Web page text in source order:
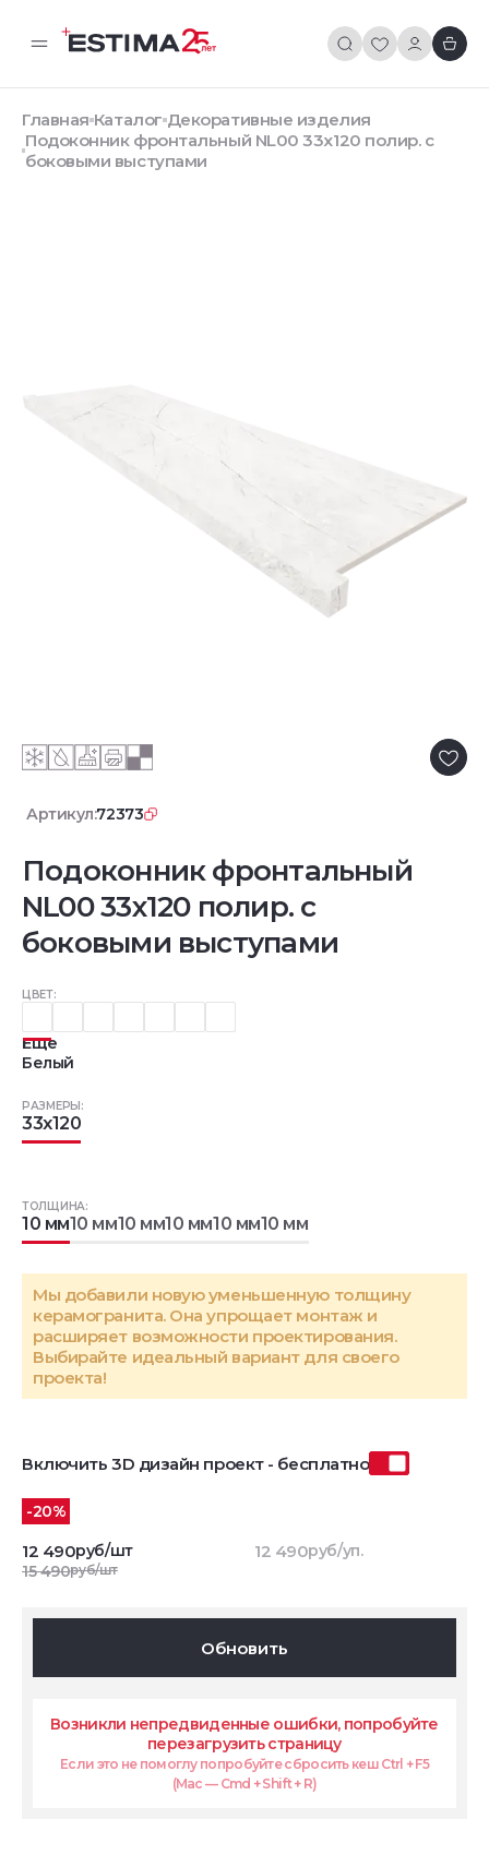
Главная Каталог Декоративные изделия
Подоконник фронтальный NL00 33х120 полир. с
боковыми выступами
Артикул:72373
Подоконник фронтальный
NL00 33х120 полир. с
боковыми выступами
ЦВЕТ:
Еще
Белый
РАЗМЕРЫ:
33x120
ТОЛЩИНА:
10 мм10 мм10 мм10 мм10 мм10 мм
Мы добавили новую уменьшенную толщину
керамогранита. Она упрощает монтаж и
расширяет возможности проектирования.
Выбирайте идеальный вариант для своего
проекта!
Включить 3D дизайн проект - бесплатно
-20%
12 490руб/шт
15 490руб/шт
12 490руб/уп.
Обновить
Возникли непредвиденные ошибки, попробуйте
перезагрузить страницу
Если это не помоглу попробуйте сбросить кеш Ctrl + F5
(Mac — Cmd + Shift + R)